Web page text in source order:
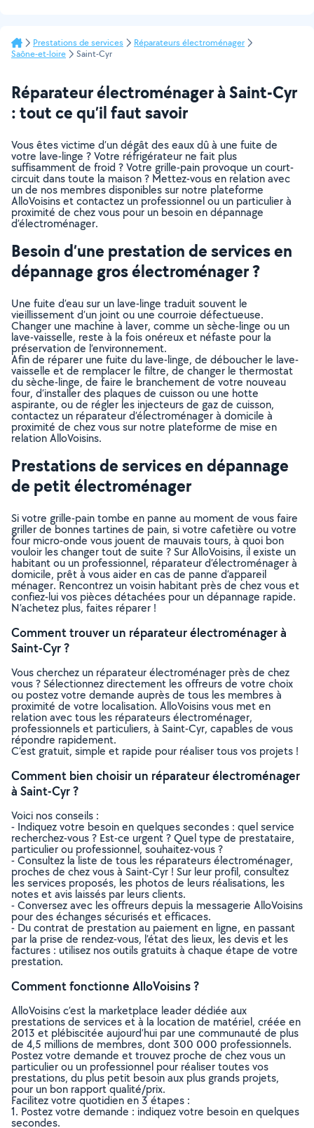
Prestations de services
Réparateurs électroménager
Saône-et-loire
Saint-Cyr
Réparateur électroménager à Saint-Cyr
: tout ce qu’il faut savoir
Vous êtes victime d’un dégât des eaux dû à une fuite de
votre lave-linge ? Votre réfrigérateur ne fait plus
suffisamment de froid ? Votre grille-pain provoque un court-
circuit dans toute la maison ? Mettez-vous en relation avec
un de nos membres disponibles sur notre plateforme
AlloVoisins et contactez un professionnel ou un particulier à
proximité de chez vous pour un besoin en dépannage
d’électroménager.
Besoin d’une prestation de services en
dépannage gros électroménager ?
Une fuite d’eau sur un lave-linge traduit souvent le
vieillissement d’un joint ou une courroie défectueuse.
Changer une machine à laver, comme un sèche-linge ou un
lave-vaisselle, reste à la fois onéreux et néfaste pour la
préservation de l’environnement.
Afin de réparer une fuite du lave-linge, de déboucher le lave-
vaisselle et de remplacer le filtre, de changer le thermostat
du sèche-linge, de faire le branchement de votre nouveau
four, d’installer des plaques de cuisson ou une hotte
aspirante, ou de régler les injecteurs de gaz de cuisson,
contactez un réparateur d’électroménager à domicile à
proximité de chez vous sur notre plateforme de mise en
relation AlloVoisins.
Prestations de services en dépannage
de petit électroménager
Si votre grille-pain tombe en panne au moment de vous faire
griller de bonnes tartines de pain, si votre cafetière ou votre
four micro-onde vous jouent de mauvais tours, à quoi bon
vouloir les changer tout de suite ? Sur AlloVoisins, il existe un
habitant ou un professionnel, réparateur d’électroménager à
domicile, prêt à vous aider en cas de panne d’appareil
ménager. Rencontrez un voisin habitant près de chez vous et
confiez-lui vos pièces détachées pour un dépannage rapide.
N’achetez plus, faites réparer !
Comment trouver un réparateur électroménager à
Saint-Cyr ?
Vous cherchez un réparateur électroménager près de chez
vous ? Sélectionnez directement les offreurs de votre choix
ou postez votre demande auprès de tous les membres à
proximité de votre localisation. AlloVoisins vous met en
relation avec tous les réparateurs électroménager,
professionnels et particuliers, à Saint-Cyr, capables de vous
répondre rapidement.
C’est gratuit, simple et rapide pour réaliser tous vos projets !
Comment bien choisir un réparateur électroménager
à Saint-Cyr ?
Voici nos conseils :
- Indiquez votre besoin en quelques secondes : quel service
recherchez-vous ? Est-ce urgent ? Quel type de prestataire,
particulier ou professionnel, souhaitez-vous ?
- Consultez la liste de tous les réparateurs électroménager,
proches de chez vous à Saint-Cyr ! Sur leur profil, consultez
les services proposés, les photos de leurs réalisations, les
notes et avis laissés par leurs clients.
- Conversez avec les offreurs depuis la messagerie AlloVoisins
pour des échanges sécurisés et efficaces.
- Du contrat de prestation au paiement en ligne, en passant
par la prise de rendez-vous, l’état des lieux, les devis et les
factures : utilisez nos outils gratuits à chaque étape de votre
prestation.
Comment fonctionne AlloVoisins ?
AlloVoisins c’est la marketplace leader dédiée aux
prestations de services et à la location de matériel, créée en
2013 et plébiscitée aujourd’hui par une communauté de plus
de 4,5 millions de membres, dont 300 000 professionnels.
Postez votre demande et trouvez proche de chez vous un
particulier ou un professionnel pour réaliser toutes vos
prestations, du plus petit besoin aux plus grands projets,
pour un bon rapport qualité/prix.
Facilitez votre quotidien en 3 étapes :
1. Postez votre demande : indiquez votre besoin en quelques
secondes.